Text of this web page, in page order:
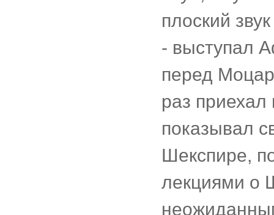
плоский
- выступал
перед
раз приехал
показывал
Шекспире,
лекциями о